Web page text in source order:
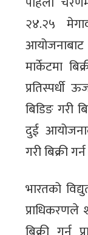
२४.२५
मार्केटमा
प्रतिस्पर्धी
बिडिङ गरी
दुई
गरी बिक्री
भारतको
प्राधिकरणले